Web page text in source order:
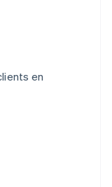
en